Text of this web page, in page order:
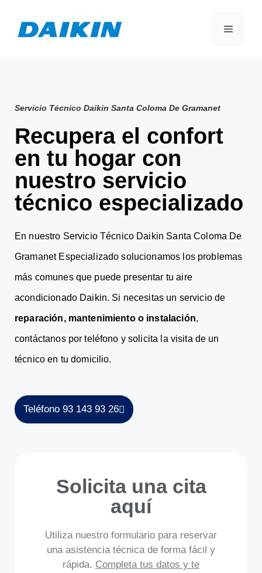
Servicio Técnico Daikin Santa Coloma De Gramanet
Recupera el confort
en tu hogar con
nuestro servicio
técnico especializado
En nuestro Servicio Técnico Daikin Santa Coloma De
Gramanet Especializado solucionamos los problemas
más comunes que puede presentar tu aire
acondicionado Daikin. Si necesitas un servicio de
reparación, mantenimiento o instalación,
contáctanos por teléfono y solicita la visita de un
técnico en tu domicilio.
Teléfono 93 143 93 26
Solicita una cita
aquí
Utiliza nuestro formulario para reservar
una asistencia técnica de forma fácil y
rápida. Completa tus datos y te